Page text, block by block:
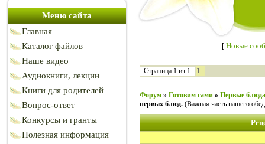
Меню сайта
Главная
Каталог файлов
Наше видео
Аудиокниги, лекции
Книги для родителей
Вопрос-ответ
Конкурсы и гранты
Полезная информация
[ Новые
Страница 1 из 1 1
Форум » Готовим сами » Первые блюда
первых блюд. (Важная часть нашего